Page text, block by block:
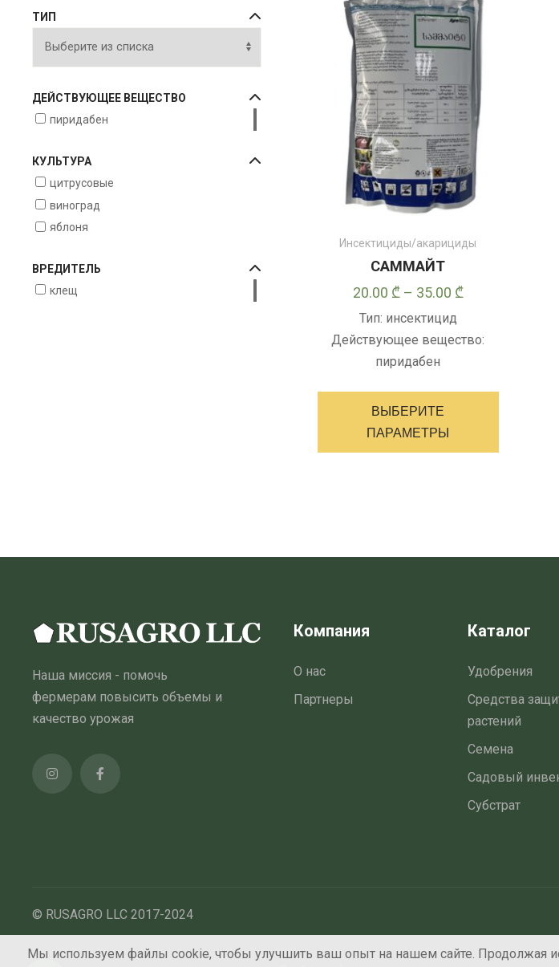
ТИП
ДЕЙСТВУЮЩЕЕ ВЕЩЕСТВО
пиридабен
КУЛЬТУРА
цитрусовые
виноград
яблоня
ВРЕДИТЕЛЬ
клещ
Инсектициды/акарициды
САММАЙТ
20.00 ₾ – 35.00 ₾Диапазон
20.00 ₾
Тип: инсектицид
Действующее вещество:
пиридабен
ВЫБЕРИТЕ
ПАРАМЕТРЫ
на
Наша миссия - помочь
фермерам повысить объемы и
качество урожая
Компания
О нас
Партнеры
Каталог
Удобрения
Средства
растений
Семена
Садовый
Субстрат
© RUSAGRO LLC 2017-2024
Мы используем файлы cookie, чтобы улучшить ваш опыт на нашем сайте. Продолжая